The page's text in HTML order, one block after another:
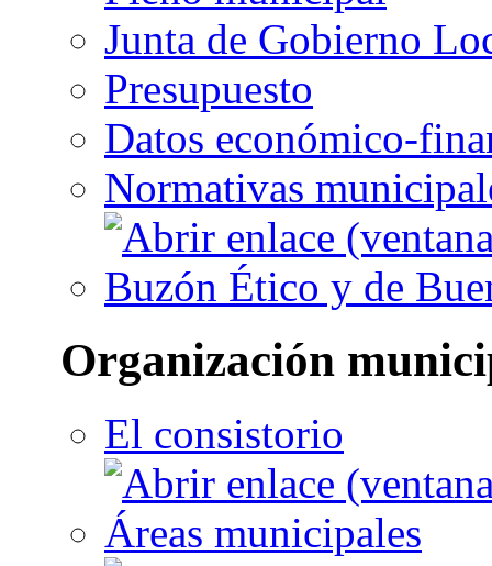
Junta de Gobierno
Presupuesto
Datos económico-
Normativas
Buzón Ético y de
Organización
El consistorio
Áreas municipales